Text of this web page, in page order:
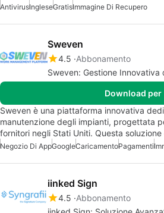
AntivirusIngleseGratisImmagine Di Recupero
Sweven
4.5 Abbonamento
Sweven: Gestione Innovativa
Download per
Sweven è una piattaforma innovativa
manutenzione degli impianti, progettata
fornitori negli Stati Uniti. Questa
Negozio Di AppGoogleCaricamentoPagamenti
iinked Sign
4.5 Abbonamento